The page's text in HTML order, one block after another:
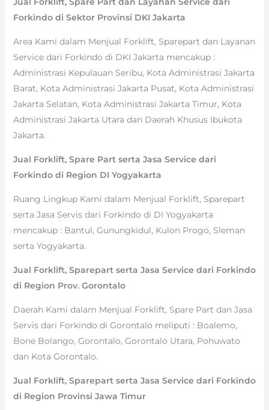
Forkindo di Sektor Provinsi DKI Jakarta
Area Kami dalam Menjual Forklift, Sparepart dan Layanan
Service dari Forkindo di DKI Jakarta mencakup :
Administrasi Kepulauan Seribu, Kota Administrasi Jakarta
Barat, Kota Administrasi Jakarta Pusat, Kota Administrasi
Jakarta Selatan, Kota Administrasi Jakarta Timur, Kota
Administrasi Jakarta Utara dan Daerah Khusus Ibukota
Jakarta.
Jual Forklift, Spare Part serta Jasa Service dari
Forkindo di Region DI Yogyakarta
Ruang Lingkup Kami dalam Menjual Forklift, Sparepart
serta Jasa Servis dari Forkindo di DI Yogyakarta
mencakup : Bantul, Gunungkidul, Kulon Progo, Sleman
serta Yogyakarta.
Jual Forklift, Sparepart serta Jasa Service dari Forkindo
di Region Prov. Gorontalo
Daerah Kami dalam Menjual Forklift, Spare Part dan Jasa
Servis dari Forkindo di Gorontalo meliputi : Boalemo,
Bone Bolango, Gorontalo, Gorontalo Utara, Pohuwato
dan Kota Gorontalo.
Jual Forklift, Sparepart serta Jasa Service dari Forkindo
di Region Provinsi Jawa Timur